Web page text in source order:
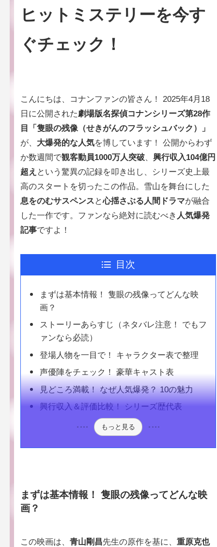
ヒットミステリーを今す
ぐチェック！
こんにちは、コナンファンの皆さん！ 2025年4月18
日に公開された劇場版名探偵コナンシリーズ第28作
目「隻眼の残像（せきがんのフラッシュバック）」
が、 大爆発的な人気を博しています！ 公開からわず
か数週間で観客動員1000万人突破、興行収入104億円
超え という驚異の記録を叩き出し、シリーズ史上最
高のスタートを切ったこの作品。雪山を舞台にした
息をのむサスペンス と心揺さぶる人間ドラマが融合
した一作です。ファンなら絶対に読むべき 人気爆発
記事ですよ！
目次
まずは基本情報！ 隻眼の残像ってどんな映
画？
ストーリーあらすじ（ネタバレ注意！ でもフ
ァンなら必読）
登場人物を一目で！ キャラクター表で整理
声優陣をチェック！ 豪華キャスト表
見どころ満載！ なぜ人気爆発？ 10の魅力
興行収入＆評価比較！ シリーズ歴代表
もっと見る
まずは基本情報！隻眼の残像ってどんな映
画？
この映画は、青山剛昌先生の原作を基に、重原克也